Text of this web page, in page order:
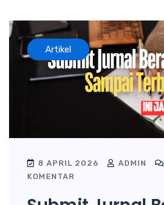
Artikel
8 APRIL 2026 ADMIN
KOMENTAR